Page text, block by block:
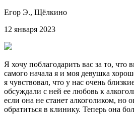
Егор Э., Щёлкино
12 января 2023
Я хочу поблагодарить вас за то, что
самого начала я и моя девушка
я чувствовал, что у нас очень
обсуждали с ней ее любовь к
если она не станет алкоголиком, но
обратиться в клинику. Теперь она